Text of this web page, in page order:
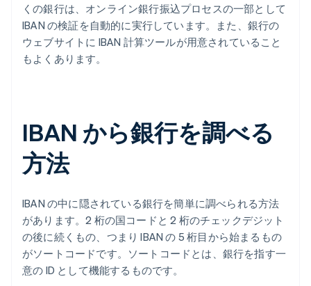
くの銀行は、オンライン銀行振込プロセスの一部として
IBAN の検証を自動的に実行しています。また、銀行の
ウェブサイトに IBAN 計算ツールが用意されていること
もよくあります。
IBAN から銀行を調べる
方法
IBAN の中に隠されている銀行を簡単に調べられる方法
があります。2 桁の国コードと 2 桁のチェックデジット
の後に続くもの、つまり IBAN の 5 桁目から始まるもの
がソートコードです。ソートコードとは、銀行を指す一
意の ID として機能するものです。
アイルランド